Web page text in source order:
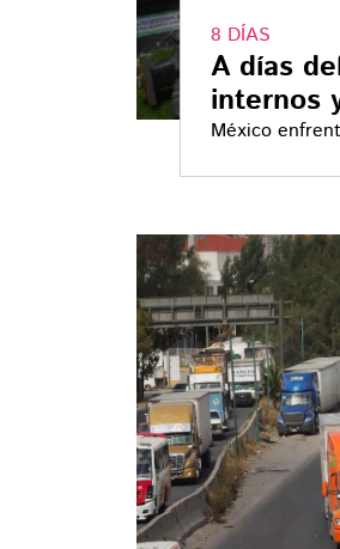
8 DÍAS
A días
internos
México